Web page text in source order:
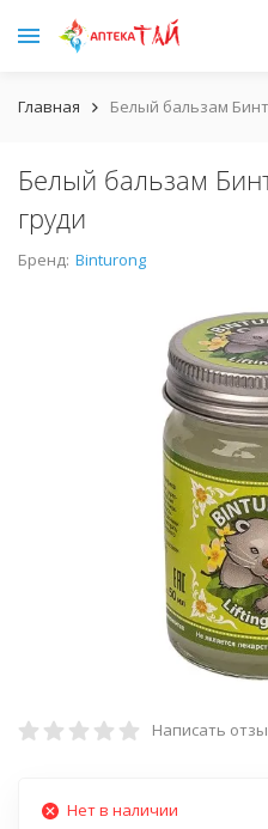
Главная Белый бальзам
Белый бальзам
груди
Бренд: Binturong
Написать
Нет в наличии